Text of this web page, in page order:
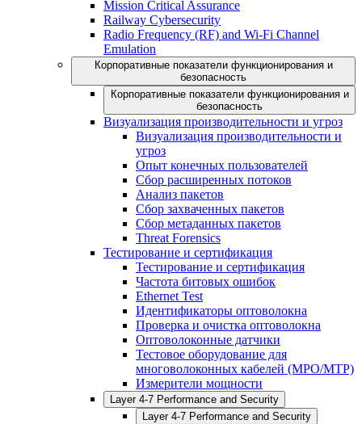
Mission Critical Assurance
Railway Cybersecurity
Radio Frequency (RF) and Wi-Fi Channel
Emulation
Корпоративные показатели функционирования и
безопасность
Корпоративные показатели функционирования и
безопасность
Визуализация производительности и угроз
Визуализация производительности и
угроз
Опыт конечных пользователей
Сбор расширенных потоков
Анализ пакетов
Сбор захваченных пакетов
Сбор метаданных пакетов
Threat Forensics
Тестирование и сертификация
Тестирование и сертификация
Частота битовых ошибок
Ethernet Test
Идентификаторы оптоволокна
Проверка и очистка оптоволокна
Оптоволоконные датчики
Тестовое оборудование для
многоволоконных кабелей (MPO/MTP)
Измерители мощности
Layer 4-7 Performance and Security
Layer 4-7 Performance and Security